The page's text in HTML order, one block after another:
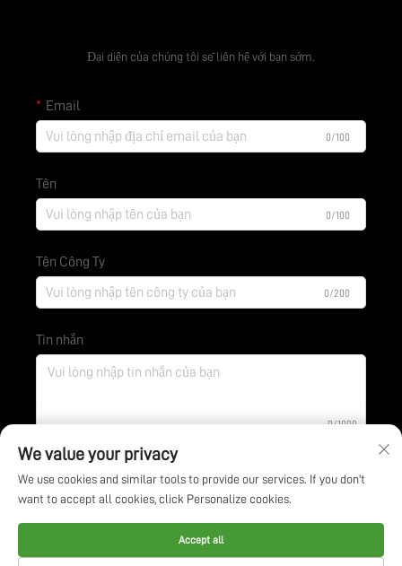
Đại diện của chúng tôi sẽ liên hệ với bạn sớm.
Email
0/100
Tên
0/100
Tên Công Ty
0/200
Tin nhắn
0/1000
Gửi
Bản quyền © Công ty Công nghệ Bảo vệ Môi trường BOE
Giang Tô. Tất cả các quyền được bảo lưu -Chính sách bảo
We value your privacy
We use cookies and similar tools to provide our services. If you don't
want to accept all cookies, click Personalize cookies.
Accept all